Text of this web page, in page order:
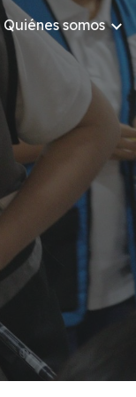
Skip to navigation
Quiénes somos